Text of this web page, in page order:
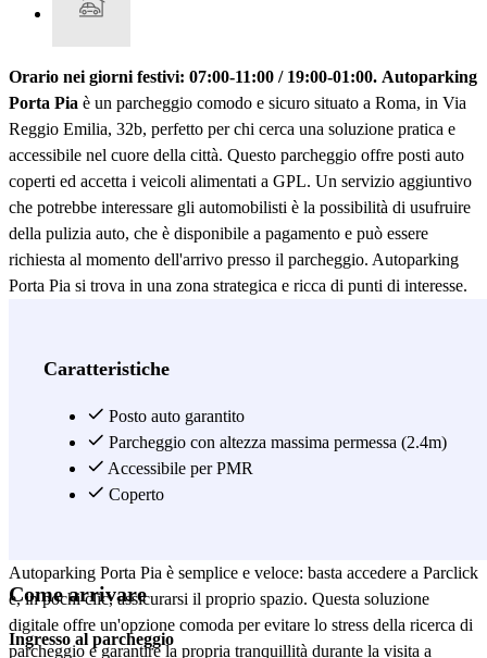
Orario nei giorni festivi: 07:00-11:00 / 19:00-01:00. Autoparking
Porta Pia è un parcheggio comodo e sicuro situato a Roma, in Via
Reggio Emilia, 32b, perfetto per chi cerca una soluzione pratica e
accessibile nel cuore della città. Questo parcheggio offre posti auto
coperti ed accetta i veicoli alimentati a GPL. Un servizio aggiuntivo
che potrebbe interessare gli automobilisti è la possibilità di usufruire
della pulizia auto, che è disponibile a pagamento e può essere
richiesta al momento dell'arrivo presso il parcheggio. Autoparking
Porta Pia si trova in una zona strategica e ricca di punti di interesse.
è nelle vicinanze del suggestivo quartiere Coppedè, famoso per la
Contemporanea di Roma (MACRO), uno dei principali centri
culturali della capitale, si trova a breve distanza, offrendo un'ottima
occasione per immergersi nell'arte moderna e contemporanea. La
zona di Porta Pia è anche ben collegata con i mezzi pubblici,
Autoparking Porta Pia è semplice e veloce: basta accedere a Parclick
e, in pochi clic, assicurarsi il proprio spazio. Questa soluzione
digitale offre un'opzione comoda per evitare lo stress della ricerca di
parcheggio e garantire la propria tranquillità durante la visita a
Caratteristiche
Posto auto garantito
Parcheggio con altezza massima permessa (2.4m)
Accessibile per PMR
Coperto
Come arrivare
Ingresso al parcheggio